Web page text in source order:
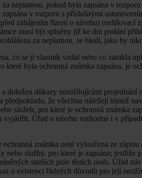
neplatnou, pokud byla zapsána v
v rozporu s příslušnými
zahájením řízení o návrhu) rozlišovací
musí být splněny již ke dni podání
za neplatnou, se hledí, jako by
co se jí vlastník vzdal nebo co zanikla
byla ochranná známka zapsána, je
doložen důkazy umožňujícími projednání
že všechna náležejí témuž
služeb, pro které je ochranná známka
Úřad o návrhu rozhodne i v
známka není vyloučena ze
služby, pro které je zapsána; jestliže
starších práv třetích osob. Úřad
o existenci řádných důvodů pro její